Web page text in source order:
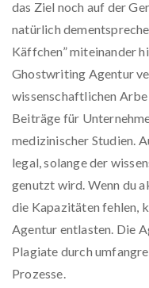
das Ziel noch auf der
natürlich
Käffchen” miteinander
Ghostwriting Agentur
wissenschaftlichen
Beiträge für
medizinischer Studien.
legal, solange der
genutzt wird. Wenn du
die Kapazitäten fehlen,
Agentur entlasten. Die
Plagiate durch
Prozesse.